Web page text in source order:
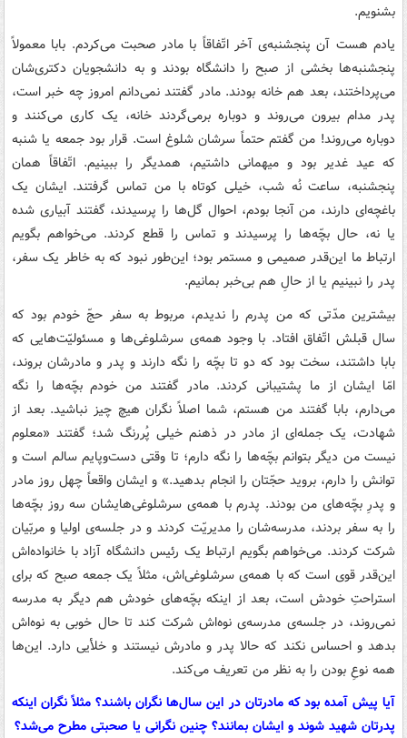
بشنویم.
یادم هست آن پنجشنبه‌ی آخر اتّفاقاً با مادر صحبت می‌کردم. بابا معمولاً
پنجشنبه‌ها بخشی از صبح را دانشگاه بودند و به دانشجویان دکتری‌شان
می‌پرداختند، بعد هم خانه بودند. مادر گفتند نمی‌دانم امروز چه خبر است،
پدر مدام بیرون می‌روند و دوباره برمی‌گردند خانه، یک کاری می‌کنند و
دوباره می‌روند! من گفتم حتماً سرشان شلوغ است. قرار بود جمعه یا شنبه
که عید غدیر بود و میهمانی داشتیم، همدیگر را ببینیم. اتّفاقاً همان
پنجشنبه، ساعت نُه شب، خیلی کوتاه با من تماس گرفتند. ایشان یک
باغچه‌ای دارند، من آنجا بودم، احوال گل‌ها را پرسیدند، گفتند آبیاری شده
یا نه، حال بچّه‌ها را پرسیدند و تماس را قطع کردند. می‌خواهم بگویم
ارتباط ما این‌قدر صمیمی و مستمر بود؛ این‌طور نبود که به خاطر یک سفر،
پدر را نبینیم یا از حالِ هم بی‌خبر بمانیم.
بیشترین مدّتی که من پدرم را ندیدم، مربوط به سفر حجّ خودم بود که
سال قبلش اتّفاق افتاد. با وجود همه‌ی سرشلوغی‌ها و مسئولیّت‌هایی که
بابا داشتند، سخت بود که دو تا بچّه را نگه دارند و پدر و مادرشان بروند،
امّا ایشان از ما پشتیبانی کردند. مادر گفتند من خودم بچّه‌ها را نگه
می‌دارم، بابا گفتند من هستم، شما اصلاً نگران هیچ چیز نباشید. بعد از
شهادت، یک جمله‌ای از مادر در ذهنم خیلی پُررنگ شد؛ گفتند «معلوم
نیست من دیگر بتوانم بچّه‌ها را نگه دارم؛ تا وقتی دست‌وپایم سالم است و
توانش را دارم، بروید حجّتان را انجام بدهید.» و ایشان واقعاً چهل روز مادر
و پدرِ بچّه‌های من بودند. پدرم با همه‌ی سرشلوغی‌هایشان سه روز بچّه‌ها
را به سفر بردند، مدرسه‌شان را مدیریّت کردند و در جلسه‌ی اولیا و مربّیان
شرکت کردند. می‌خواهم بگویم ارتباط یک رئیس دانشگاه آزاد با خانواده‌اش
این‌قدر قوی است که با همه‌ی سرشلوغی‌اش، مثلاً یک جمعه صبح که برای
استراحتِ خودش است، بعد از اینکه بچّه‌های خودش هم دیگر به مدرسه
نمی‌روند، در جلسه‌ی مدرسه‌ی نوه‌اش شرکت کند تا حال خوبی به نوه‌اش
بدهد و احساس نکند که حالا پدر و مادرش نیستند و خلأیی دارد. این‌ها
همه نوعِ بودن را به نظر من تعریف می‌کند.
آیا پیش آمده بود که مادرتان در این سال‌ها نگران باشند؟ مثلاً نگران اینکه
پدرتان شهید شوند و ایشان بمانند؟ چنین نگرانی یا صحبتی مطرح می‌شد؟